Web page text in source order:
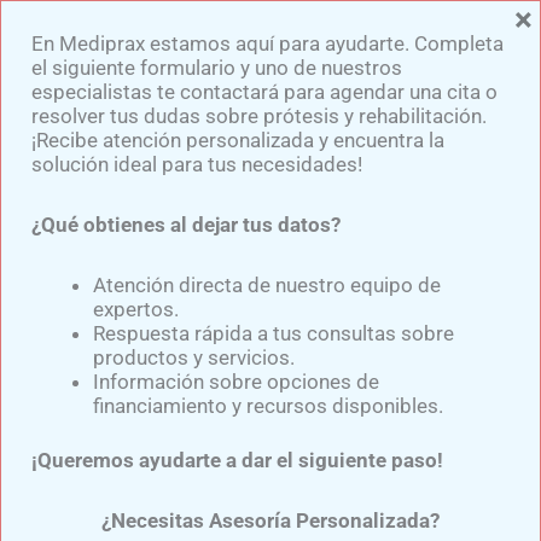
contenido
Tipos de fundas
cosméticas para prótesis
de brazo: Estética y
funcionalidad para una
mejor calidad de vida
En Mediprax estamos aquí para ayudarte. Completa
el siguiente formulario y uno de nuestros
especialistas te contactará para agendar una cita o
resolver tus dudas sobre prótesis y rehabilitación.
¡Recibe atención personalizada y encuentra la
solución ideal para tus necesidades!
¿Qué obtienes al dejar tus datos?
Atención directa de nuestro equipo de
expertos.
Respuesta rápida a tus consultas sobre
productos y servicios.
Información sobre opciones de
financiamiento y recursos disponibles.
¡Queremos ayudarte a dar el siguiente paso!
¿Necesitas Asesoría Personalizada?
×